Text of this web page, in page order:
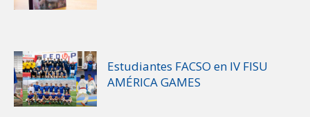
Estudiantes FACSO en IV FISU
AMÉRICA GAMES